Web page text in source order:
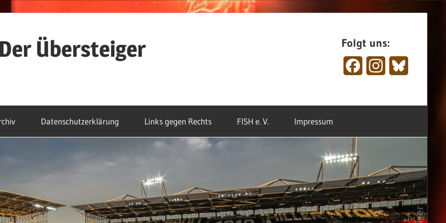
Der Übersteiger Folgt uns:
FacebookInstagram
Datenschutzerklärung Links gegen Rechts FISH e. V. Impressum